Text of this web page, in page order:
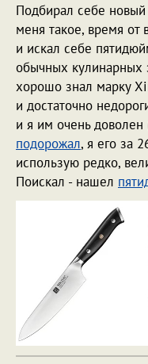
Подбирал себе
меня такое, время
и искал себе
обычных кулинарных
хорошо знал марку
и достаточно
и я им очень доволен
подорожал, я его за
использую редко,
Поискал - нашел